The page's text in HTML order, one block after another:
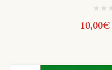
10,00€